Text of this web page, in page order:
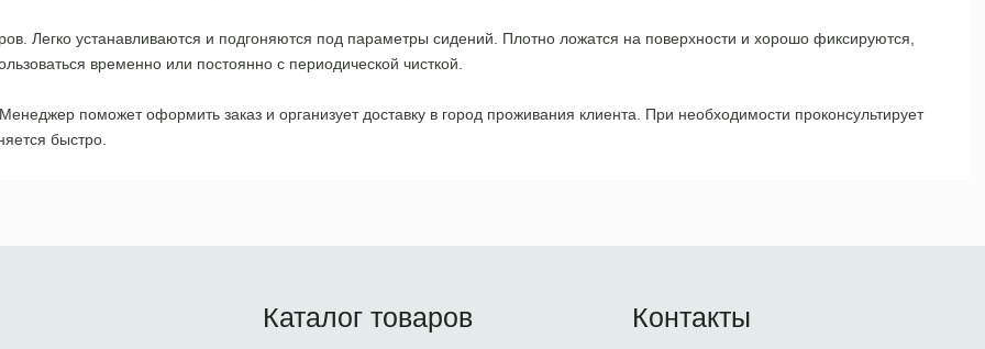
Легко устанавливаются и подгоняются под параметры сидений. Плотно ложатся на поверхности и хорошо фиксируются,
временно или постоянно с периодической чисткой.
поможет оформить заказ и организует доставку в город проживания клиента. При необходимости проконсультирует
быстро.
Каталог товаров Контакты